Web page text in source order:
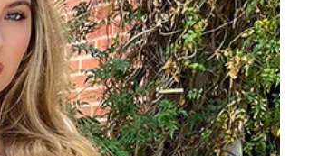
eficientee segura.